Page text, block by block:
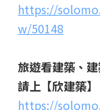
https://
w/50148
旅遊看建築、
請上【欣建築】
https://